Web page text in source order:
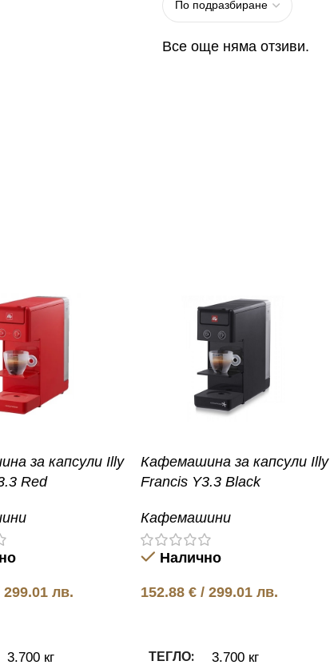
Все още няма отзиви.
за капсули Illy
Red
лв.
3.700 кг
Кафемашина за капсули Illy
Francis Y3.3 Black
Кафемашини
Налично
152.88€ / 299.01 лв.
ТЕГЛО 3.700 кг